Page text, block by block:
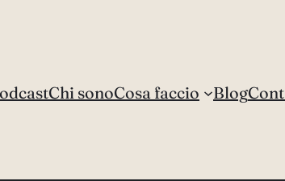
Chi sonoCosa faccio Blog